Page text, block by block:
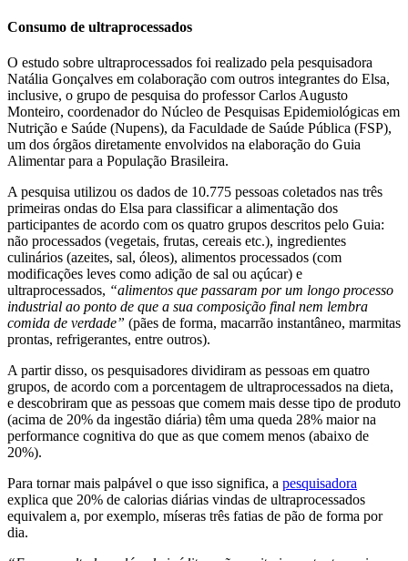
Consumo de ultraprocessados
O estudo sobre ultraprocessados foi realizado pela pesquisadora
Natália Gonçalves em colaboração com outros integrantes do Elsa,
inclusive, o grupo de pesquisa do professor Carlos Augusto
Monteiro, coordenador do Núcleo de Pesquisas Epidemiológicas em
Nutrição e Saúde (Nupens), da Faculdade de Saúde Pública (FSP),
um dos órgãos diretamente envolvidos na elaboração do Guia
Alimentar para a População Brasileira.
A pesquisa utilizou os dados de 10.775 pessoas coletados nas três
primeiras ondas do Elsa para classificar a alimentação dos
participantes de acordo com os quatro grupos descritos pelo Guia:
não processados (vegetais, frutas, cereais etc.), ingredientes
culinários (azeites, sal, óleos), alimentos processados (com
modificações leves como adição de sal ou açúcar) e
ultraprocessados, “alimentos que passaram por um longo processo
industrial ao ponto de que a sua composição final nem lembra
comida de verdade” (pães de forma, macarrão instantâneo, marmitas
prontas, refrigerantes, entre outros).
A partir disso, os pesquisadores dividiram as pessoas em quatro
grupos, de acordo com a porcentagem de ultraprocessados na dieta,
e descobriram que as pessoas que comem mais desse tipo de produto
(acima de 20% da ingestão diária) têm uma queda 28% maior na
performance cognitiva do que as que comem menos (abaixo de
20%).
Para tornar mais palpável o que isso significa, a pesquisadora
explica que 20% de calorias diárias vindas de ultraprocessados
equivalem a, por exemplo, míseras três fatias de pão de forma por
dia.